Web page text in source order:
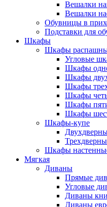
Вешалки
Вешалки
Обувницы в
Подставки для
Шкафы
Шкафы
Угловые
Шкафы
Шкафы
Шкафы
Шкафы
Шкафы
Шкафы
Шкафы-купе
Шкафы
Мягкая
Диваны
Прямые
Угловые
Диваны
Диваны